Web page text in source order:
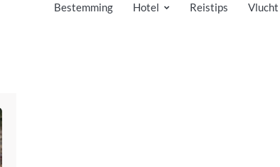
Bestemming Hotel Reistips Vlucht